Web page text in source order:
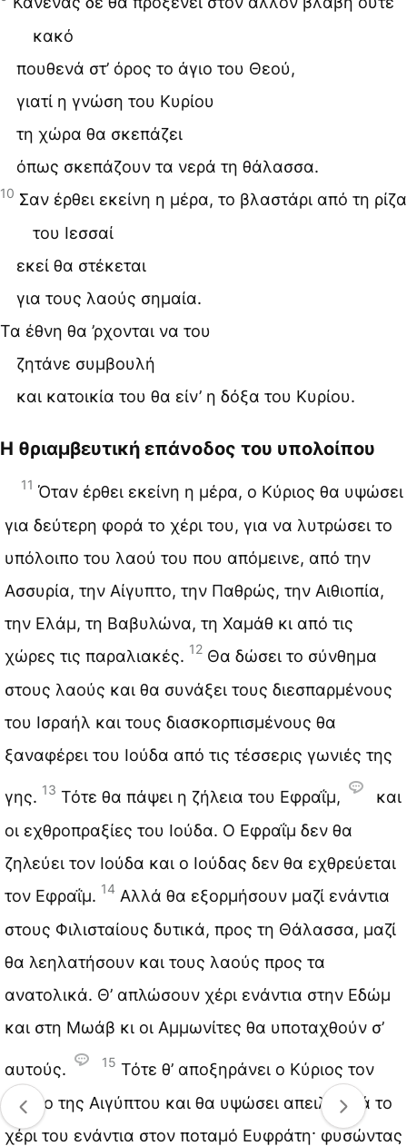
κακό
πουθενά στ’ όρος το άγιο του Θεού,
γιατί η γνώση του Κυρίου
τη χώρα θα σκεπάζει
όπως σκεπάζουν τα νερά τη θάλασσα.
10 Σαν έρθει εκείνη η μέρα, το βλαστάρι από τη ρίζα
του Ιεσσαί
εκεί θα στέκεται
για τους λαούς σημαία.
Τα έθνη θα ’ρχονται να του
ζητάνε συμβουλή
και κατοικία του θα είν’ η δόξα του Κυρίου.
Η θριαμβευτική επάνοδος του υπολοίπου
11 Όταν έρθει εκείνη η μέρα, ο Κύριος θα υψώσει
για δεύτερη φορά το χέρι του, για να λυτρώσει το
υπόλοιπο του λαού του που απόμεινε, από την
Ασσυρία, την Αίγυπτο, την Παθρώς, την Αιθιοπία,
την Ελάμ, τη Βαβυλώνα, τη Χαμάθ κι από τις
χώρες τις παραλιακές. 12 Θα δώσει το σύνθημα
στους λαούς και θα συνάξει τους διεσπαρμένους
του Ισραήλ και τους διασκορπισμένους θα
ξαναφέρει του Ιούδα από τις τέσσερις γωνιές της
γης. 13 Τότε θα πάψει η ζήλεια του Εφραΐμ,
και
οι εχθροπραξίες του Ιούδα. Ο Εφραΐμ δεν θα
ζηλεύει τον Ιούδα και ο Ιούδας δεν θα εχθρεύεται
τον Εφραΐμ. 14 Αλλά θα εξορμήσουν μαζί ενάντια
στους Φιλισταίους δυτικά, προς τη Θάλασσα, μαζί
θα λεηλατήσουν και τους λαούς προς τα
ανατολικά. Θ’ απλώσουν χέρι ενάντια στην Εδώμ
και στη Μωάβ κι οι Αμμωνίτες θα υποταχθούν σ’
αυτούς. 15 Τότε θ’ αποξηράνει ο Κύριος τον
κόλπο της Αιγύπτου και θα υψώσει απειλητικά το
χέρι του ενάντια στον ποταμό Ευφράτη· φυσώντας